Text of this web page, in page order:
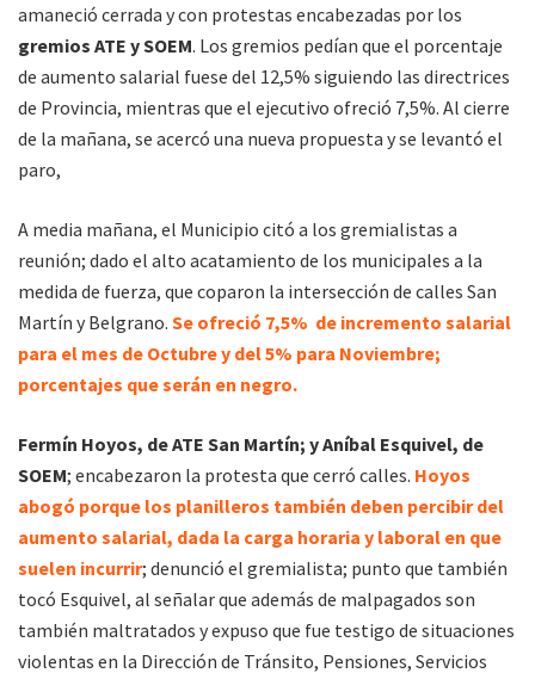
amaneció cerrada y con protestas encabezadas por los
gremios ATE y SOEM. Los gremios pedían que el porcentaje
de aumento salarial fuese del 12,5% siguiendo las directrices
de Provincia, mientras que el ejecutivo ofreció 7,5%. Al cierre
de la mañana, se acercó una nueva propuesta y se levantó el
paro,
A media mañana, el Municipio citó a los gremialistas a
reunión; dado el alto acatamiento de los municipales a la
medida de fuerza, que coparon la intersección de calles San
Martín y Belgrano. Se ofreció 7,5% de incremento salarial
para el mes de Octubre y del 5% para Noviembre;
porcentajes que serán en negro.
Fermín Hoyos, de ATE San Martín; y Aníbal Esquivel, de
SOEM; encabezaron la protesta que cerró calles. Hoyos
abogó porque los planilleros también deben percibir del
aumento salarial, dada la carga horaria y laboral en que
suelen incurrir; denunció el gremialista; punto que también
tocó Esquivel, al señalar que además de malpagados son
también maltratados y expuso que fue testigo de situaciones
violentas en la Dirección de Tránsito, Pensiones, Servicios